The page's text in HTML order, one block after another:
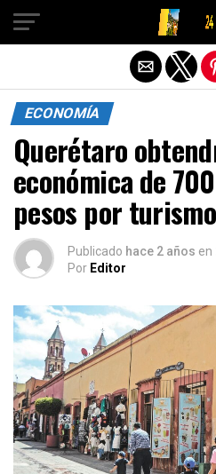
ECONOMÍA
Querétaro
económica de
pesos por
Publicado hace 2 años en
Por Editor
Salir de la